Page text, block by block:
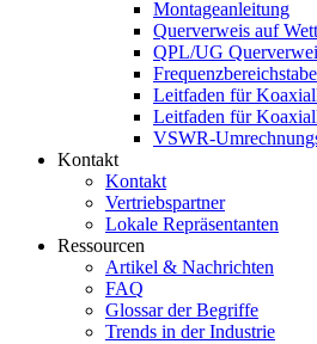
Montageanleitung
Querverweis auf
QPL/UG
Leitfaden für
Leitfaden für
VSWR-
Kontakt
Kontakt
Vertriebspartner
Lokale Repräsentanten
Ressourcen
Artikel & Nachrichten
FAQ
Glossar der Begriffe
Trends in der Industrie